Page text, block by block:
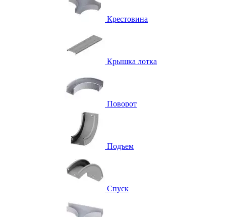
Крестовина
Крышка лотка
Поворот
Подъем
Спуск